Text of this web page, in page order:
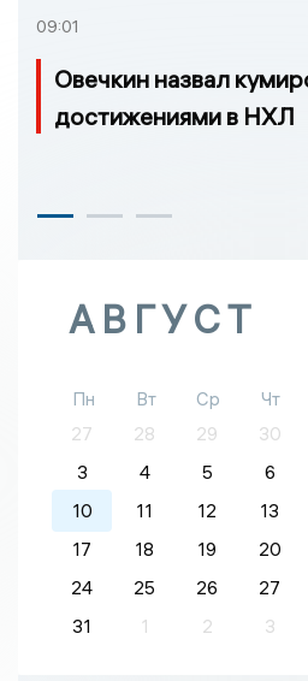
09:01
Овечкин назвал
достижениями в НХЛ
АВГУСТ
Пн Вт Ср Чт
27
28 29 30
3
4 5 6
10
11 12 13
17
18 19 20
24
25 26 27
31
1 2 3